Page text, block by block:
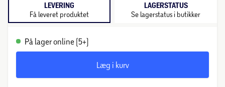
LEVERING
Få leveret produktet
LAGERSTATUS
Se lagerstatus i butikker
På lager online (5+)
Læg i kurv